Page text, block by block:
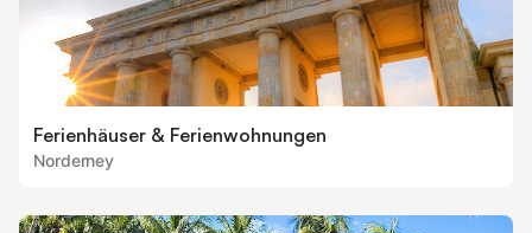
Ferienhäuser & Ferienwohnungen
Norderney